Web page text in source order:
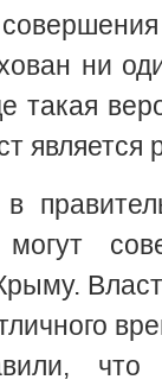
ни
такая
является